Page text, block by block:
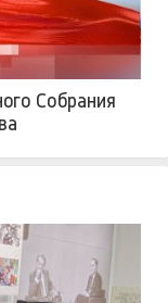
Собрания